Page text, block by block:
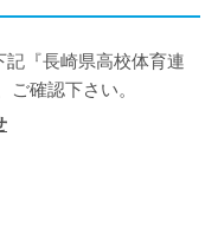
『長崎県高校体育連
確認下さい。